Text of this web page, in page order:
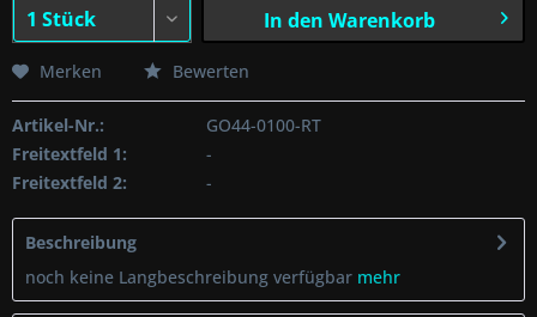
In den Warenkorb
Merken Bewerten
Artikel-Nr.:
GO44-0100-RT
Freitextfeld 1:
-
Freitextfeld 2:
-
Beschreibung
noch keine Langbeschreibung verfügbar mehr